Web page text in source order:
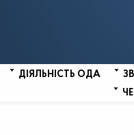
ДІЯЛЬНІСТЬ ОДА